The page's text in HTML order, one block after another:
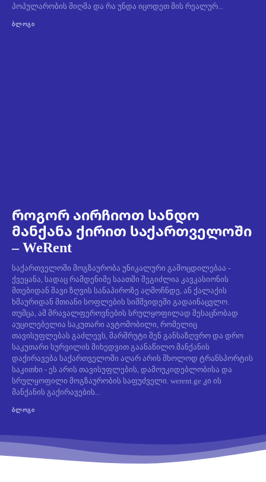
პოპულარობის მიღმა და რა უნდა იცოდეთ მის რეალურ...
ᲑᲚᲝᲒᲘ
როგორ აირჩიოთ სანდო
მანქანა ქირით საქართველოში
– WeRent
საქართველოში მოგზაურობა უნიკალური გამოცდილებაა -
ქვეყანა, სადაც რამდენიმე საათში შეგიძლია კავკასიონის
მთებიდან შავი ზღვის სანაპიროზე აღმოჩნდე, ან ქალაქის
ხმაურიდან მთიანი სოფლების სიმშვიდეში გადაინაცვლო.
თუმცა, ამ მრავალფეროვნების სრულყოფილად შესაცნობად
აუცილებელია საკუთარი ავტომობილი, რომელიც
თავისუფლებას გაძლევს, მარშრუტი შენ განსაზღვრო და დრო
საკუთარი სურვილის მიხედვით გაანაწილო.მანქანის
დაქირავება საქართველოში აღარ არის მხოლოდ ტრანსპორტის
საკითხი - ეს არის თავისუფლების, დამოუკიდებლობისა და
სრულყოფილი მოგზაურობის საფუძველი. werent.ge კი ის
მანქანის გაქირავების...
ᲑᲚᲝᲒᲘ